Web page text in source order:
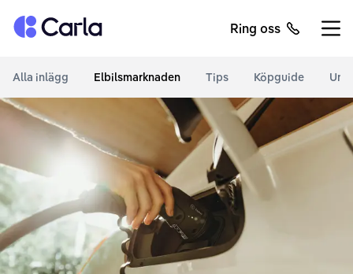
Tillbaka till startsidan Ring oss
Alla inlägg Elbilsmarknaden Tips Köpguide